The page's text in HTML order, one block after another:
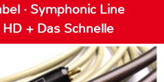
· Symphonic Line
+ Das Schnelle